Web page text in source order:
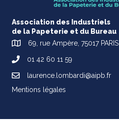
Association des Industriels
de la Papeterie et du Bureau
69, rue Ampère, 75017 PARIS
01 42 60 11 59
laurence.lombardi@aipb.fr
Mentions légales